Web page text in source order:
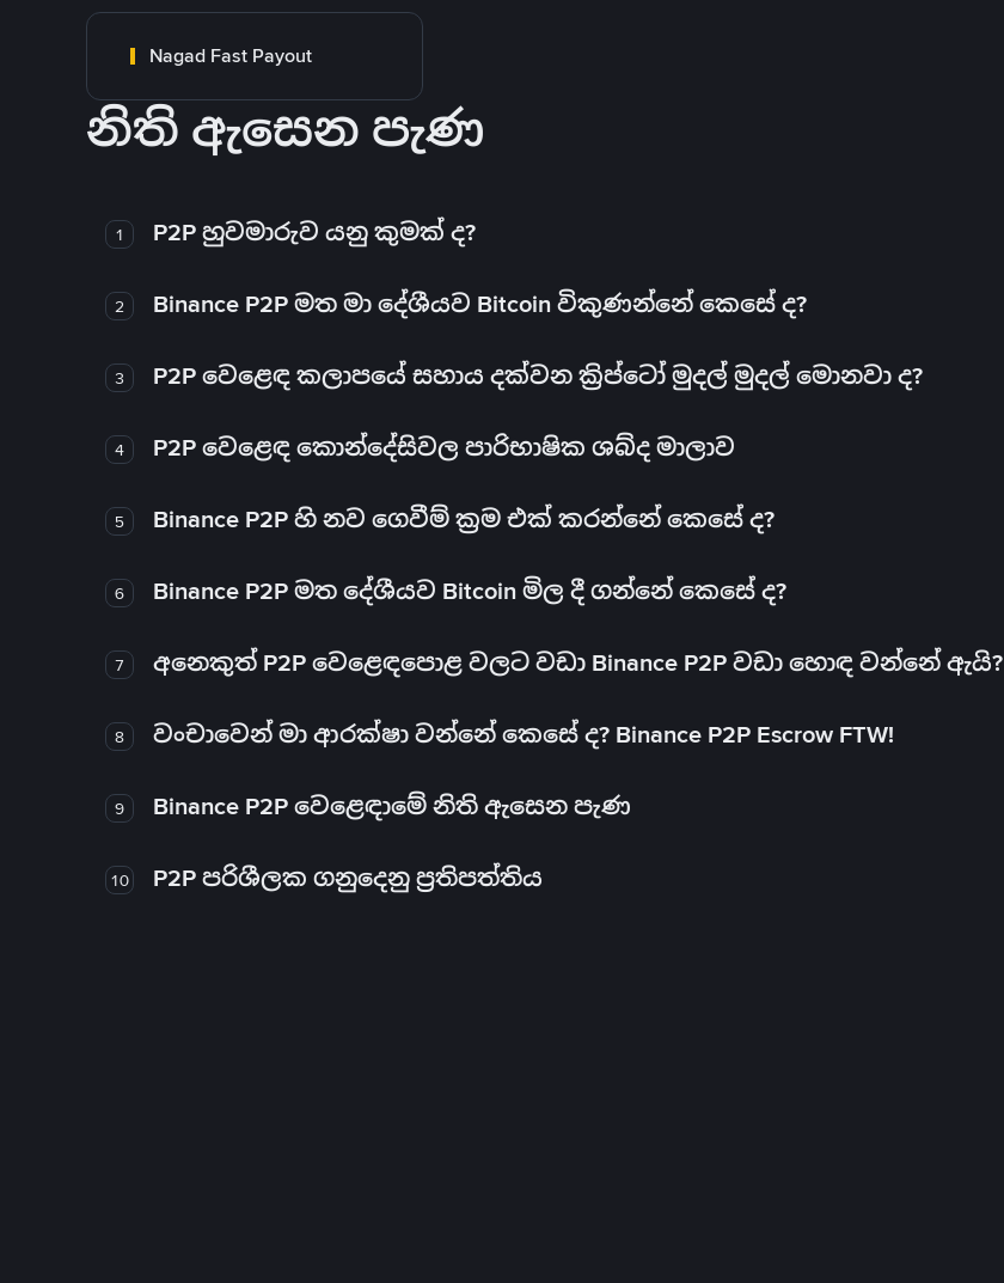
Nagad Fast Payout
නිති ඇසෙන පැණ
1 P2P හුවමාරුව යනු කුමක් ද?
2 Binance P2P මත මා දේශීයව Bitcoin විකුණන්නේ කෙසේ ද?
3 P2P වෙළෙඳ කලාපයේ සහාය දක්වන ක්‍රිප්ටෝ මුදල් මුදල් මොනවා ද?
4 P2P වෙළෙඳ කොන්දේසිවල පාරිභාෂික ශබ්ද මාලාව
5 Binance P2P හි නව ගෙවීම් ක්‍රම එක් කරන්නේ කෙසේ ද?
6 Binance P2P මත දේශීයව Bitcoin මිල දී ගන්නේ කෙසේ ද?
7 අනෙකුත් P2P වෙළෙඳපොළ වලට වඩා Binance P2P වඩා හොඳ වන්නේ ඇයි?
8 වංචාවෙන් මා ආරක්ෂා වන්නේ කෙසේ ද? Binance P2P Escrow FTW!
9 Binance P2P වෙළෙඳාමේ නිති ඇසෙන පැණ
10 P2P පරිශීලක ගනුදෙනු ප්‍රතිපත්තිය